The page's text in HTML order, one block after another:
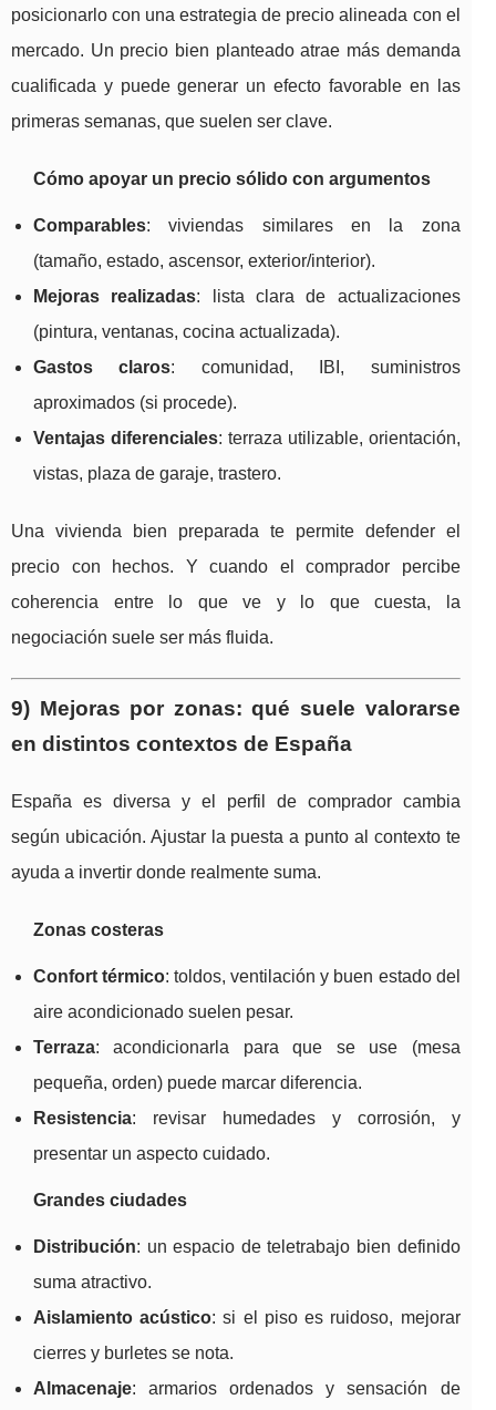
posicionarlo con una estrategia de precio alineada con el
mercado. Un precio bien planteado atrae más demanda
cualificada y puede generar un efecto favorable en las
primeras semanas, que suelen ser clave.
Cómo apoyar un precio sólido con argumentos
Comparables: viviendas similares en la zona
(tamaño, estado, ascensor, exterior/interior).
Mejoras realizadas: lista clara de actualizaciones
(pintura, ventanas, cocina actualizada).
Gastos claros: comunidad, IBI, suministros
aproximados (si procede).
Ventajas diferenciales: terraza utilizable, orientación,
vistas, plaza de garaje, trastero.
Una vivienda bien preparada te permite defender el
precio con hechos. Y cuando el comprador percibe
coherencia entre lo que ve y lo que cuesta, la
negociación suele ser más fluida.
9) Mejoras por zonas: qué suele valorarse
en distintos contextos de España
España es diversa y el perfil de comprador cambia
según ubicación. Ajustar la puesta a punto al contexto te
ayuda a invertir donde realmente suma.
Zonas costeras
Confort térmico: toldos, ventilación y buen estado del
aire acondicionado suelen pesar.
Terraza: acondicionarla para que se use (mesa
pequeña, orden) puede marcar diferencia.
Resistencia: revisar humedades y corrosión, y
presentar un aspecto cuidado.
Grandes ciudades
Distribución: un espacio de teletrabajo bien definido
suma atractivo.
Aislamiento acústico: si el piso es ruidoso, mejorar
cierres y burletes se nota.
Almacenaje: armarios ordenados y sensación de